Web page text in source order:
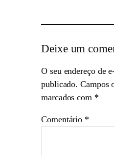
Deixe um
O seu endereço de
publicado. Campos
marcados com *
Comentário *